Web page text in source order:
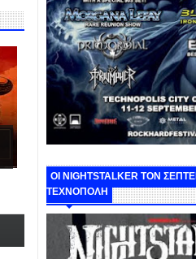
ΟΙ NIGHTSTALKER ΤΟΝ
ΤΕΧΝΟΠΟΛΗ